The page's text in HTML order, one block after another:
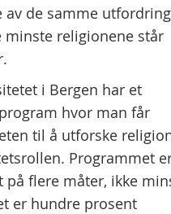
av de samme
minste religionene står
i Bergen har et
hvor man får
til å utforske
Programmet
på flere måter, ikke
er hundre prosent